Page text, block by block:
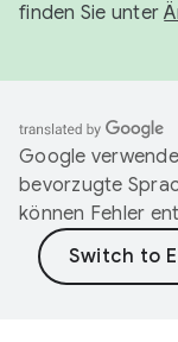
finden Sie unter
Google
bevorzugte
können Fehler